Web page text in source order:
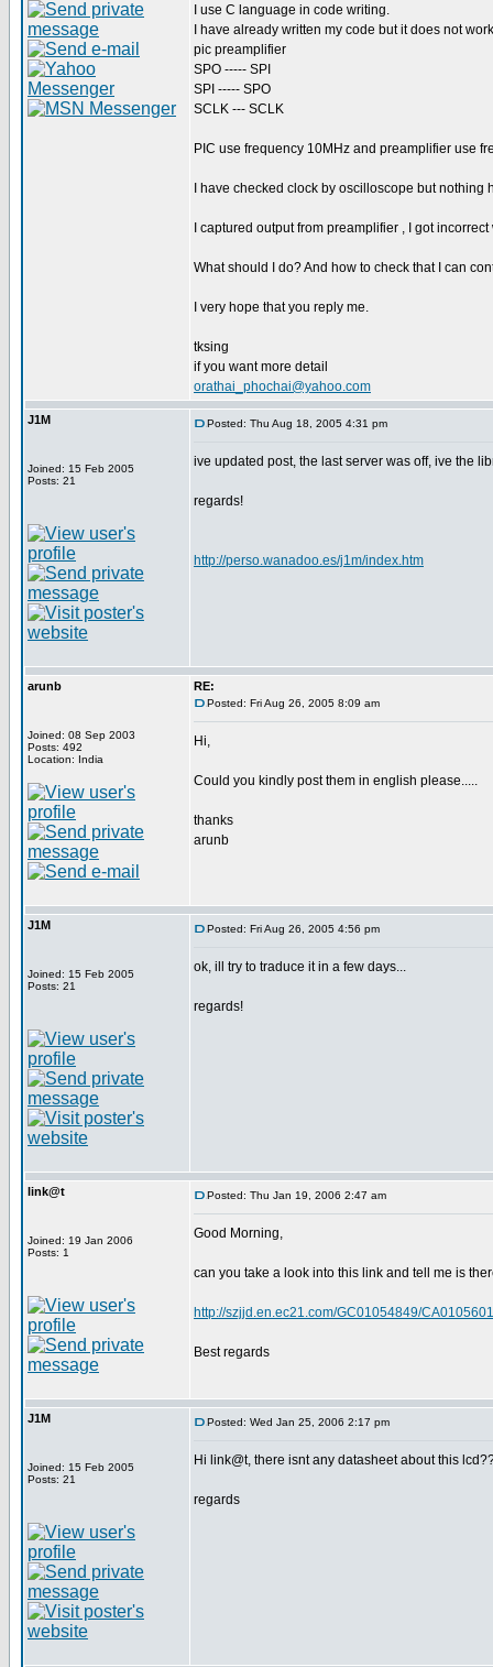
I use C language in code writing.
I have already written my code but it does not
pic preamplifier
SPO ----- SPI
SPI ----- SPO
SCLK --- SCLK
PIC use frequency 10MHz and preamplifier use
I have checked clock by oscilloscope but nothing
I captured output from preamplifier , I got
What should I do? And how to check that I can
I very hope that you reply me.
tksing
if you want more detail
orathai_phochai@yahoo.com
J1M
Joined: 15 Feb 2005
Posts: 21
Posted: Thu Aug 18, 2005 4:31 pm
ive updated post, the last server was off, ive the
regards!
http://perso.wanadoo.es/j1m/index.htm
arunb
Joined: 08 Sep 2003
Posts: 492
Location: India
RE:
Posted: Fri Aug 26, 2005 8:09 am
Hi,
Could you kindly post them in english please.....
thanks
arunb
J1M
Joined: 15 Feb 2005
Posts: 21
Posted: Fri Aug 26, 2005 4:56 pm
ok, ill try to traduce it in a few days...
regards!
link@t
Joined: 19 Jan 2006
Posts: 1
Posted: Thu Jan 19, 2006 2:47 am
Good Morning,
can you take a look into this link and tell me is
http://szjjd.en.ec21.com/GC01054849/
Best regards
J1M
Joined: 15 Feb 2005
Posts: 21
Posted: Wed Jan 25, 2006 2:17 pm
Hi link@t, there isnt any datasheet about this
regards